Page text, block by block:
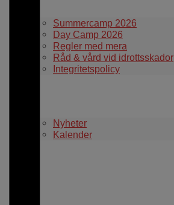
Summercamp 2026
Day Camp 2026
Regler med mera
Råd & vård vid idrottsskador
Integritetspolicy
Nyheter
Kalender